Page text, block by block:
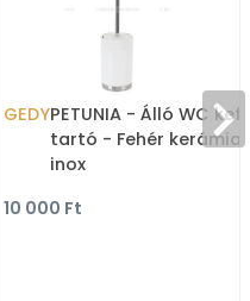
GEDYPETUNIA - Álló WC
tartó - Fehér kerámia,
inox
10 000 Ft